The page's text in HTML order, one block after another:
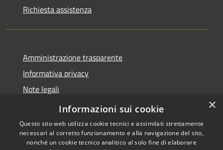
Richiesta assistenza
Amministrazione trasparente
Informativa privacy
Note legali
Dichiarazione di accessibilità
×
Informazioni sui cookie
Questo sito web utilizza cookie tecnici e assimilati strettamente
necessari al corretto funzionamento e alla navigazione del sito,
nonché un cookie tecnico analitico al solo fine di elaborare